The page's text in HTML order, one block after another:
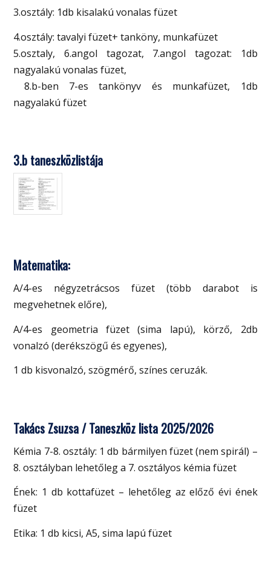
3.osztály: 1db kisalakú vonalas füzet
4.osztály: tavalyi füzet+ tanköny, munkafüzet
5.osztaly, 6.angol tagozat, 7.angol tagozat: 1db
nagyalakú vonalas füzet,
8.b-ben 7-es tankönyv és munkafüzet, 1db
nagyalakú füzet
3.b taneszközlistája
Matematika:
A/4-es négyzetrácsos füzet (több darabot is
megvehetnek előre),
A/4-es geometria füzet (sima lapú), körző, 2db
vonalzó (derékszögű és egyenes),
1 db kisvonalzó, szögmérő, színes ceruzák.
Takács Zsuzsa / Taneszköz lista 2025/2026
Kémia 7-8. osztály: 1 db bármilyen füzet (nem spirál) –
8. osztályban lehetőleg a 7. osztályos kémia füzet
Ének: 1 db kottafüzet – lehetőleg az előző évi ének
füzet
Etika: 1 db kicsi, A5, sima lapú füzet